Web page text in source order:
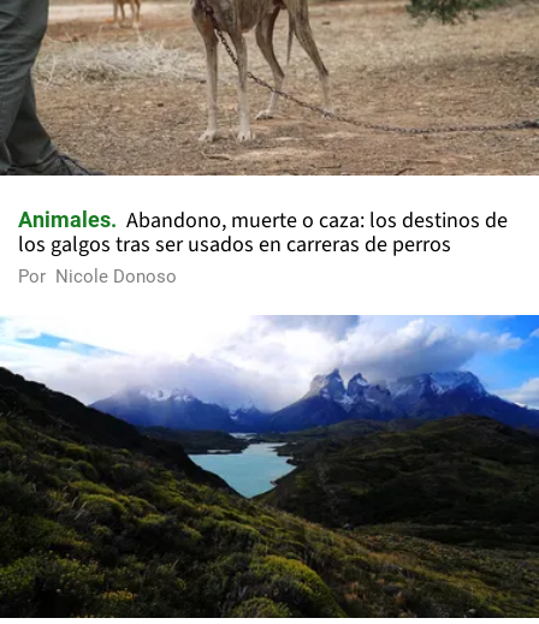
Animales
Abandono, muerte o caza: los destinos de
los galgos tras ser usados en carreras de perros
Por Nicole Donoso